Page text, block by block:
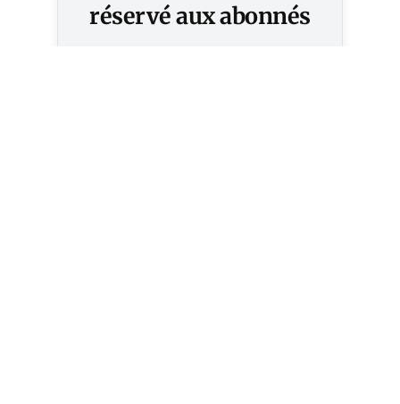
réservé aux abonnés